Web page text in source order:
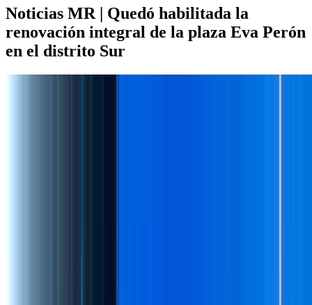
Noticias MR | Quedó habilitada la
renovación integral de la plaza Eva Perón
en el distrito Sur